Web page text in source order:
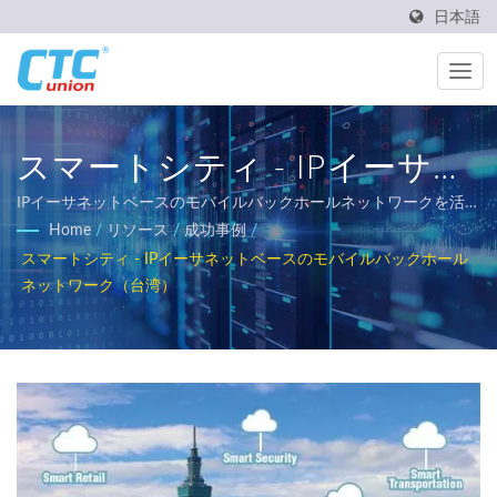
日本語
スマートシティ - IPイーサネ
ットベースのモバイルバック
ホールネットワーク（台湾）
| 実世界の産業および通信ネ
ットワークの展開
IPイーサネットベースのモバイルバックホールネットワークを活用
したスマートシティ | CTC Unionは、過酷な環境に対応した信頼
性が高く、温度耐性があり、頑丈な産業用ネットワーキングソリ
ューションの提供に取り組んでいます。私たちの包括的な製品ポ
ートフォリオには、L3/L2マネージドスイッチ、PoEソリューショ
ン、および鉄道、電力ユーティリティ、輸送、ネットワークの
スイッチが含まれています。
Home / リソース / 成功事例 /
スマートシティ - IPイーサネットベースのモバイルバックホール
ネットワーク（台湾）